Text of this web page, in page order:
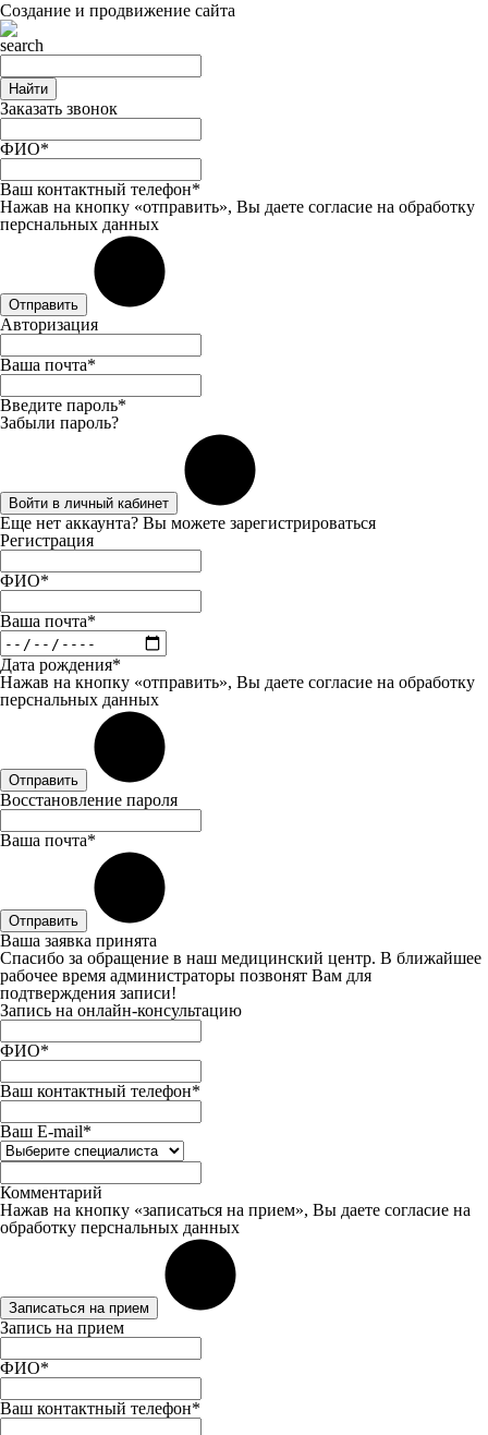
Создание и продвижение сайта
Найти
Заказать звонок
ФИО*
Ваш контактный телефон*
Нажав на кнопку «отправить», Вы даете согласие на обработку
перснальных данных
Отправить
Авторизация
Ваша почта*
Введите пароль*
Забыли пароль?
Войти в личный кабинет
Еще нет аккаунта? Вы можете зарегистрироваться
Регистрация
ФИО*
Ваша почта*
Дата рождения*
Нажав на кнопку «отправить», Вы даете согласие на обработку
перснальных данных
Отправить
Восстановление пароля
Ваша почта*
Отправить
Ваша заявка принята
Спасибо за обращение в наш медицинский центр. В ближайшее
рабочее время администраторы позвонят Вам для
подтверждения записи!
Запись на онлайн-консультацию
ФИО*
Ваш контактный телефон*
Ваш E-mail*
Комментарий
Нажав на кнопку «записаться на прием», Вы даете согласие на
обработку перснальных данных
Записаться на прием
Запись на прием
ФИО*
Ваш контактный телефон*